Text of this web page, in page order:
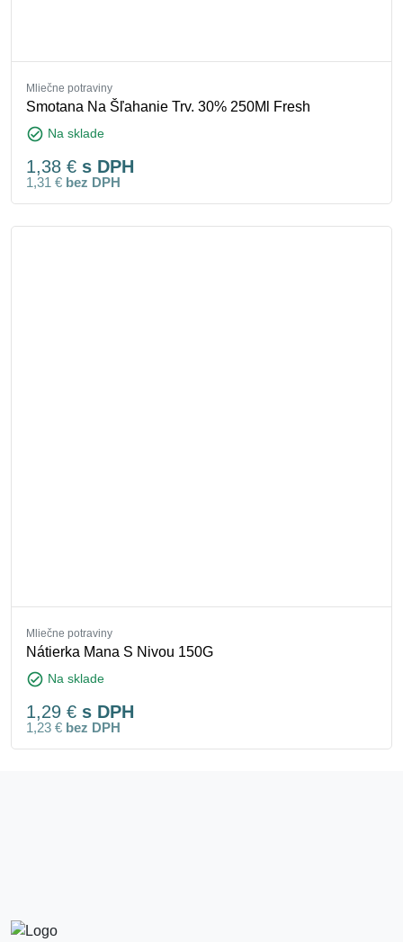
Mliečne potraviny
Smotana Na Šľahanie Trv. 30% 250Ml Fresh
check_circle Na sklade
1,38 € s DPH
1,31 € bez DPH
Mliečne potraviny
Nátierka Mana S Nivou 150G
check_circle Na sklade
1,29 € s DPH
1,23 € bez DPH